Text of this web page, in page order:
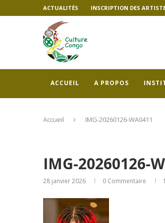
ACTUALITÉS INSCRIPTION DES
ACCUEIL A PROPOS
Accueil IMG-20260126-WA0411
IMG-20260126-
28 janvier 2026 0 Commentaire